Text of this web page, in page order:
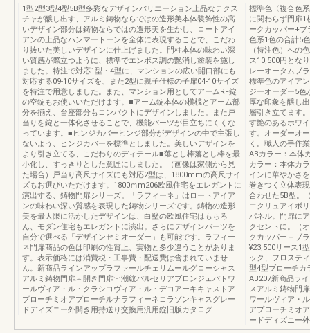
1型2型3型4型5B型多彩なデザインバリエーション上品なテクス
チャが醸し出す、アルミ鋳物ならではの造形美本体装飾性の高
いデザイン部分は鋳物ならではの造形美を生かし、ロートアイ
アンの上品なハンマートーンを全体に表現することで、こだわ
り抜いた美しいデザインに仕上げました。門柱本体の味わい深
い質感が際立つように、標準でエンボス調の艶消し塗装を施し
ました。特注で対応1型・4型に、マンションの広い開口部にも
対応する09-10サイズを、また2型に親子仕様の子扉04-10サイズ
を特注で用意しました。また、マンション用としてアームRF錠
の空錠もお使いいただけます。■アーム錠本体の横桟とアーム部
分を揃え、台座部分もコンパクトにデザインしました。また戸
当りを錠と一体化させることで、機能パーツが目立ちにくくな
っています。■ヒンジカバーヒンジ部分がデザインの中で主張し
ないよう、ヒンジカバーを標準としました。美しいデザインを
より引き立てる、こだわりのディテール■落とし棒落とし棒を最
小化し、すっきりとした意匠にしました。（画像は家側から見
た場合）戸当り高尺サイズにも対応2型は、1800mmの高尺サイ
ズもお選びいただけます。1800ｍm206欧風住宅をエレガントに
演出する、鋳物門扉シリーズ。「ラフィーネ」はロートアイア
ンの味わい深い質感を表現した鋳物シリーズです。鋳物の造形
美を最大限に活かしたデザインは、白壁の欧風住宅はもちろ
ん、モダン住宅もエレガントに演出。さらにデザインパーツを
自分で選べる「デザインセミオーダー」も可能です。ラフィー
ネ門扉商品の色は印刷の性質上、実物と多少違うことがありま
す。表示価格には消費税・工事費・配送費は含まれていませ
ん。新商品ラインアップラファールチェリムールグローシャス
アルミ鋳物門扉︵開き門扉︶潮紋バルセリアブロンジェバトワ
ールヴィア・ル・クラシコヴィア・ル・デコアーキキャストア
プローチミオアプローチルナラフィーネコラゾンキャスグレー
ドディズニー外開き用持送り交換用汎用錠旧版カタログ
標準色〈複合色
に関わらず門扉1
ークカッパー+ブ
色系1色の合計5
（特注色）への
ス10,500円とな
レーオータムブ
標準色のアイア
ジーオーダー5色
厚な印象を醸し
層引き立てます
す艶のあるホワ
す。オーダーオ
く。職人の手作
ABカラー：本体
カラー：本体カ
インに華やかさ
巻きつく立体表
合わせた5B型。
エクリュアイボ
パネル。門扉に
クセントに。（
クカッパー＋ブ
¥23,500リース1
ック、フロステ
型4型ブローチ
AB207新商品ラ
スアルミ鋳物門
ワールヴィア・
アプローチミオ
ードディズニー